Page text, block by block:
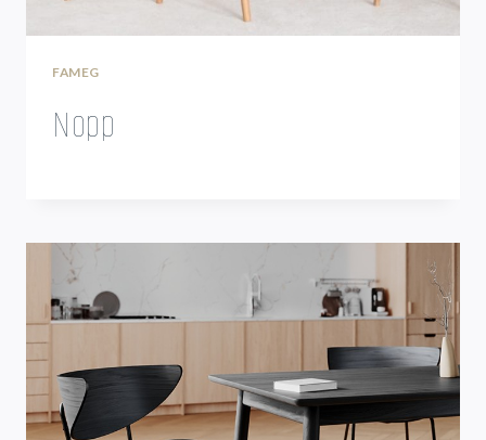
FAMEG
Nopp